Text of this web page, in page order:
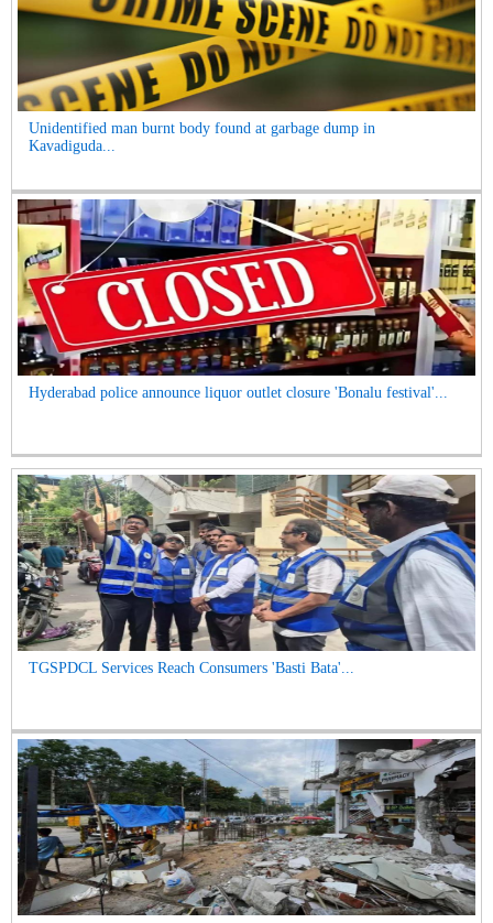
Unidentified man burnt body found at garbage dump in
Kavadiguda...
Hyderabad police announce liquor outlet closure 'Bonalu festival'...
TGSPDCL Services Reach Consumers 'Basti Bata'...